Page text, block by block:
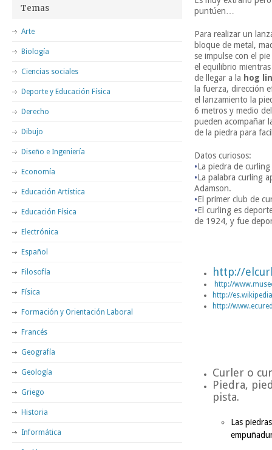
puntúen…
Para realizar un
bloque de metal,
se impulse con el pie
el equilibrio
de llegar a la hog
la fuerza, dirección
el lanzamiento la
6 metros y medio
pueden acompañar
de la piedra para
Datos curiosos:
•La piedra de
•La palabra curling
Adamson.
•El primer club de
•El curling es
de 1924, y fue
http://
http://
http://
http://
Curler o
Piedra,
pista.
Las
Temas
Arte
Biología
Ciencias sociales
Deporte y Educación Física
Derecho
Dibujo
Diseño e Ingeniería
Economía
Educación Artística
Educación Física
Electrónica
Español
Filosofía
Física
Formación y Orientación Laboral
Francés
Geografía
Geología
Griego
Historia
Informática